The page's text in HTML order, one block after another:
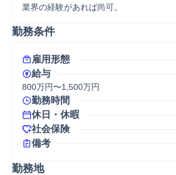
業界の経験があれば尚可。
勤務条件
雇用形態
給与
800万円〜1,500万円
勤務時間
休日・休暇
社会保険
備考
勤務地